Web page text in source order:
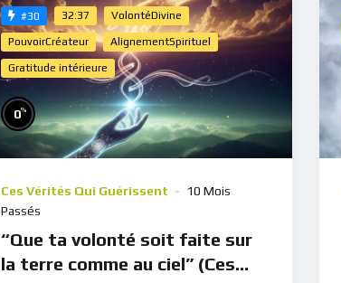
#30 32:37 VolontéDivine
PouvoirCréateur AlignementSpirituel
Gratitude intérieure
0%
Ces Vérités Qui Guérissent
10 Mois
Passés
“Que ta volonté soit faite sur
la terre comme au ciel” (Ces